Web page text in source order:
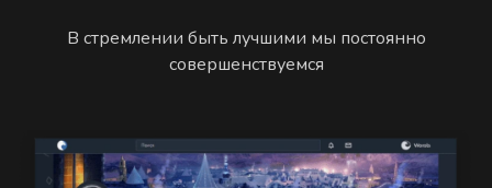
В стремлении быть лучшими мы постоянно
совершенствуемся